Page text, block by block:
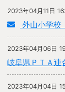
2023年04月11日
外山小学
2023年04月06日
岐阜県ＰＴＡ連
2023年04月04日